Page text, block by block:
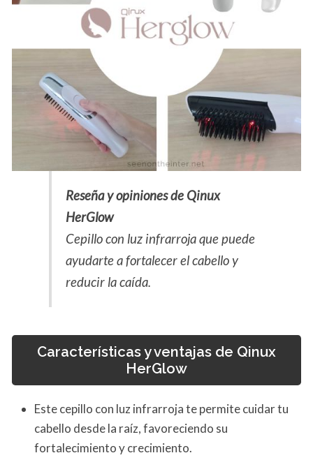
Reseña y opiniones de Qinux
HerGlow
Cepillo con luz infrarroja que puede
ayudarte a fortalecer el cabello y
reducir la caída.
Características y ventajas de Qinux
HerGlow
Este cepillo con luz infrarroja te permite cuidar tu
cabello desde la raíz, favoreciendo su
fortalecimiento y crecimiento.